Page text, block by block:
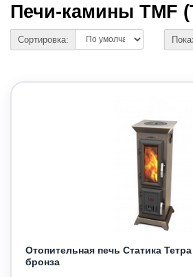
Печи-камины TMF
Сортировка:
Отопительная печь Статика
бронза